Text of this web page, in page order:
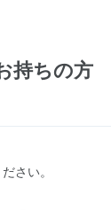
持ちの方
さい。